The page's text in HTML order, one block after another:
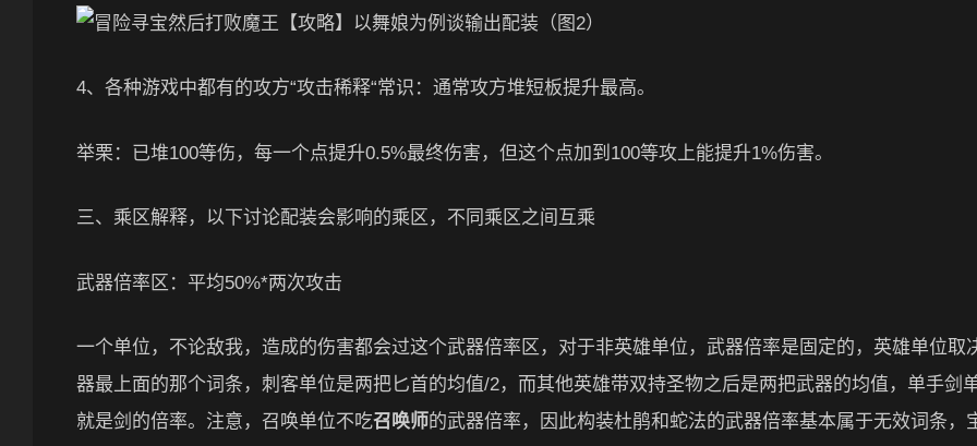
4、各种游戏中都有的攻方“攻击稀释“常识：通常攻方堆短板提升最高。
举栗：已堆100等伤，每一个点提升0.5%最终伤害，但这个点加到100等攻上能提升1%伤害。
三、乘区解释，以下讨论配装会影响的乘区，不同乘区之间互乘
武器倍率区：平均50%*两次攻击
一个单位，不论敌我，造成的伤害都会过这个武器倍率区，对于非英雄单位，武器倍率是固定的，英雄单位取
器最上面的那个词条，刺客单位是两把匕首的均值/2，而其他英雄带双持圣物之后是两把武器的均值，单手剑
就是剑的倍率。注意，召唤单位不吃召唤师的武器倍率，因此构装杜鹃和蛇法的武器倍率基本属于无效词条，